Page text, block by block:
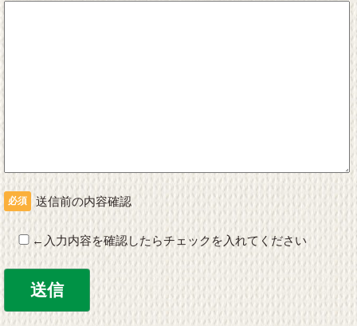
必須 送信前の内容確認
←入力内容を確認したらチェックを入れてください